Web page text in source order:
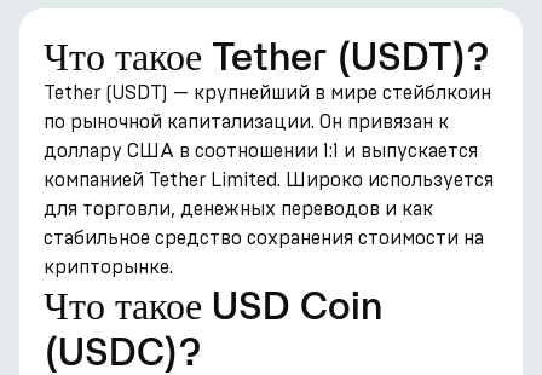
Что такое Tether (USDT)?
Tether (USDT) — крупнейший в мире стейблкоин
по рыночной капитализации. Он привязан к
доллару США в соотношении 1:1 и выпускается
компанией Tether Limited. Широко используется
для торговли, денежных переводов и как
стабильное средство сохранения стоимости на
крипторынке.
Что такое USD Coin
(USDC)?